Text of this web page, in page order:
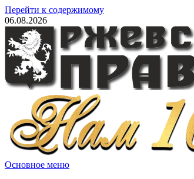
Перейти к содержимому
06.08.2026
Основное меню